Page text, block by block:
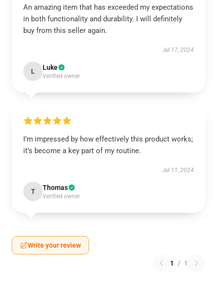
An amazing item that has exceeded my expectations
in both functionality and durability. I will definitely
buy from this seller again.
Jul 17, 2024
L Luke
Verified owner
I’m impressed by how effectively this product works;
it’s become a key part of my routine.
Jul 11, 2024
T Thomas
Verified owner
Write your review
1 / 1